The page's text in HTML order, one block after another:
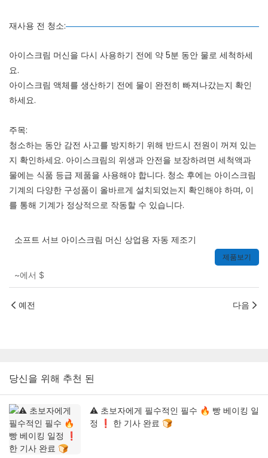
재사용 전 청소:
아이스크림 머신을 다시 사용하기 전에 약 5분 동안 물로 세척하세
요.
아이스크림 액체를 생산하기 전에 물이 완전히 빠져나갔는지 확인
하세요.
주목:
청소하는 동안 감전 사고를 방지하기 위해 반드시 전원이 꺼져 있는
지 확인하세요. 아이스크림의 위생과 안전을 보장하려면 세척액과
물에는 식품 등급 제품을 사용해야 합니다. 청소 후에는 아이스크림
기계의 다양한 구성품이 올바르게 설치되었는지 확인해야 하며, 이
를 통해 기계가 정상적으로 작동할 수 있습니다.
소프트 서브 아이스크림 머신 상업용 자동 제조기
~에서 $
제품보기
예전 다음
당신을 위해 추천 된
⚠️ 초보자에게 필수적인 필수 🔥 빵 베이킹 일
정 ❗ 한 기사 완료 🍞